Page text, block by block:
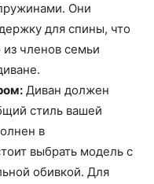
Они
для спины, что
членов семьи
Диван должен
стиль вашей
в
выбрать модель с
обивкой. Для